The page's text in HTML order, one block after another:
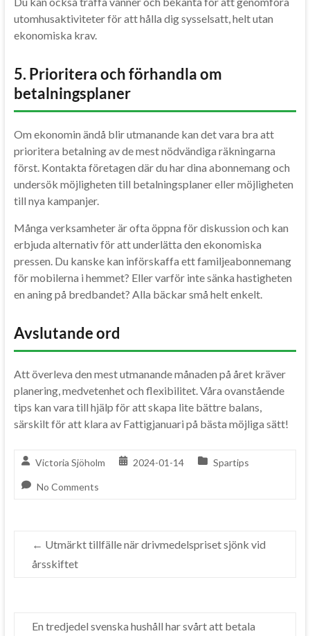
utomhusaktiviteter för att hålla dig sysselsatt, helt utan
ekonomiska krav.
5. Prioritera och förhandla om
betalningsplaner
Om ekonomin ändå blir utmanande kan det vara bra att
prioritera betalning av de mest nödvändiga räkningarna
först. Kontakta företagen där du har dina abonnemang och
undersök möjligheten till betalningsplaner eller möjligheten
till nya kampanjer.
Många verksamheter är ofta öppna för diskussion och kan
erbjuda alternativ för att underlätta den ekonomiska
pressen. Du kanske kan införskaffa ett familjeabonnemang
för mobilerna i hemmet? Eller varför inte sänka hastigheten
en aning på bredbandet? Alla bäckar små helt enkelt.
Avslutande ord
Att överleva den mest utmanande månaden på året kräver
planering, medvetenhet och flexibilitet. Våra ovanstående
tips kan vara till hjälp för att skapa lite bättre balans,
särskilt för att klara av Fattigjanuari på bästa möjliga sätt!
Victoria Sjöholm 2024-01-14 Spartips
No Comments
← Utmärkt tillfälle när drivmedelspriset sjönk vid
årsskiftet
En tredjedel svenska hushåll har svårt att betala